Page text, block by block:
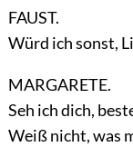
FAUST.
Würd ich sonst,
MARGARETE.
Seh ich dich,
Weiß nicht, was